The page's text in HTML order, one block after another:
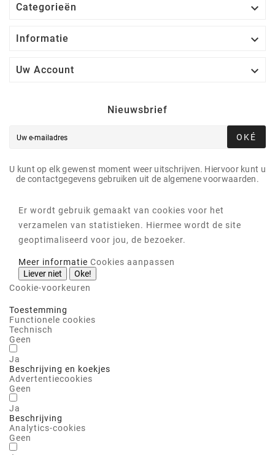
Categorieën 
Informatie 
Uw Account 
Nieuwsbrief
OKÉ
U kunt op elk gewenst moment weer uitschrijven. Hiervoor kunt u
de contactgegevens gebruiken uit de algemene voorwaarden.
Er wordt gebruik gemaakt van cookies voor het
verzamelen van statistieken. Hiermee wordt de site
geoptimaliseerd voor jou, de bezoeker.
Meer informatie Cookies aanpassen
Liever niet
Oke!
Cookie-voorkeuren
Toestemming
Functionele cookies
Technisch
Geen
Ja
Beschrijving en koekjes
Advertentiecookies
Geen
Ja
Beschrijving
Analytics-cookies
Geen